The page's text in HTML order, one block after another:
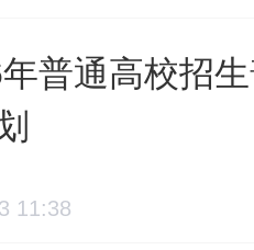
普通高校招
11:38